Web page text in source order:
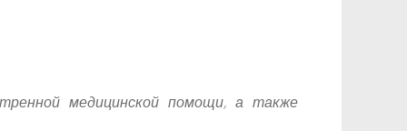
медицинской помощи, а также